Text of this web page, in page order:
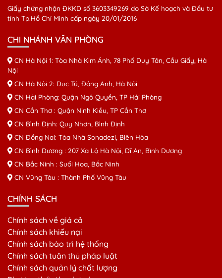
Giấy chứng nhận ĐKKD số 3603349269 do Sở Kế hoạch và Đầu tư
tỉnh Tp.Hồ Chí Minh cấp ngày 20/01/2016
CHI NHÁNH VĂN PHÒNG
CN Hà Nội 1: Tòa Nhà Kim Ánh, 78 Phố Duy Tân, Cầu Giấy, Hà
Nội
CN Hà Nội 2: Dục Tú, Đông Anh, Hà Nội
CN Hải Phòng: Quận Ngô Quyền, TP Hải Phòng
CN Cần Thơ : Quận Ninh Kiều, TP Cần Thơ
CN Bình Định: Quy Nhơn, Bình Định
CN Đồng Nai: Tòa Nhà Sonadezi, Biên Hòa
CN Bình Dương : 207 Xa Lộ Hà Nội, Dĩ An, Bình Dương
CN Bắc Ninh : Suối Hoa, Bắc Ninh
CN Vũng Tàu : Thành Phố Vũng Tàu
CHÍNH SÁCH
Chính sách về giá cả
Chính sách khiếu nại
Chính sách bảo trì hệ thống
Chính sách tuân thủ pháp luật
Chính sách quản lý chất lượng